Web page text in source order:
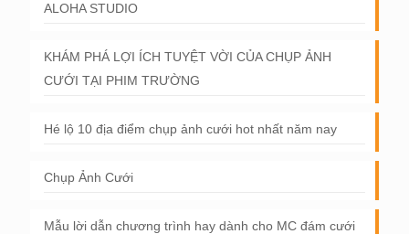
ALOHA STUDIO
KHÁM PHÁ LỢI ÍCH TUYỆT VỜI CỦA CHỤP ẢNH
CƯỚI TẠI PHIM TRƯỜNG
Hé lộ 10 địa điểm chụp ảnh cưới hot nhất năm nay
Chụp Ảnh Cưới
Mẫu lời dẫn chương trình hay dành cho MC đám cưới